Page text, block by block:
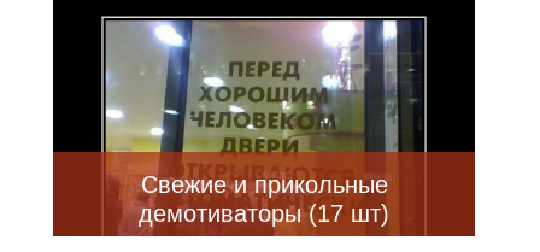
Свежие и прикольные
демотиваторы (17 шт)